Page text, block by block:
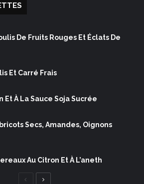
De Fruits Rouges Et Éclats De
Et Carré Frais
Et À La Sauce Soja Sucrée
Secs, Amandes, Oignons
Au Citron Et À L’aneth
Page